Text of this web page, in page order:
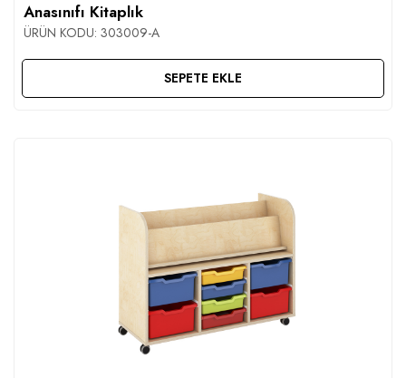
Anasınıfı Kitaplık
ÜRÜN KODU: 303009-A
SEPETE EKLE